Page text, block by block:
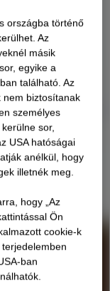
országba történő
Az
másik
egyike a
található. Az
nem biztosítanak
személyes
sor,
USA hatóságai
anélkül, hogy
illetnék meg.
hogy „Az
Ön
cookie-k
ban